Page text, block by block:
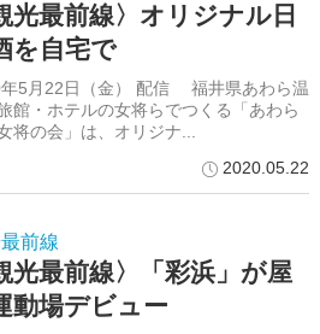
光最前線〉オリジナル日
を自宅で
5月22日（金） 配信 福井県あわら温
館・ホテルの女将らでつくる「あわら
将の会」は、オリジナ...
2020.05.22
前線
光最前線〉「彩浜」が屋
動場デビュー